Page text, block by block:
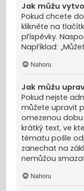
Jak můžu
Pokud chcete
klikněte na
příspěvky.
Například:
Nahoru
Jak můžu
Pokud nejste
můžete upravit
omezenou
krátký text, ve
tématu pošle
zanechat na
nemůžou
Nahoru